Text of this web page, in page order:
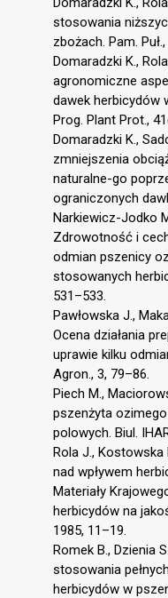
stosowania
zbożach. Pam.
Domaradzki K.,
agronomiczne
dawek herbicydów
Prog. Plant Prot.,
Domaradzki K.,
zmniejszenia
naturalne-go
ograniczonych
Narkiewicz-Jodko
Zdrowotność i
odmian pszenicy
stosowanych
531–533.
Pawłowska J.,
Ocena działania
uprawie kilku
Agron., 3, 79–86.
Piech M.,
pszenżyta
polowych. Biul.
Rola J., Kostowska
nad wpływem
Materiały
herbicydów na
1985, 11–19.
Romek B., Dzienia
stosowania
herbicydów w